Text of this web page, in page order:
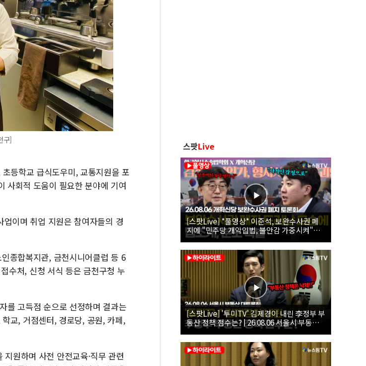
구]
등학교 급식도우미, 교통지원을 포
사회적 도움이 필요한 분야에 기여
이며 취업 지원은 참여자들의 경
종합복지관, 금천시니어클럽 등 6
수처, 신청 서식 등은 금천구청 누
를 고득점 순으로 선정하며 결과는
교, 거점센터, 경로당, 공원, 카페,
원하며 사전 안전교육·직무 관련
스팟Live
[스팟Live] *풀영상* 이준석, 보완수사권 폐
지에 "민주당 개악입법, 불안감 가중시켜"｜
26.08.06 개혁신당 보완수사권 폐지 토론회
[스팟Live] '투미TV' 김제경이 내린 李정부 부
동산 정책 점수는? | 26.08.06 서울시 부동산
대토론회